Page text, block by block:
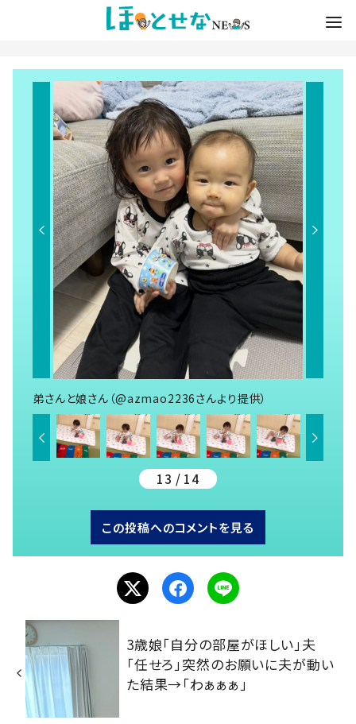
弟さんと娘さん（@azmao2236さんより提供）
13 / 14
この投稿へのコメントを見る
3歳娘「自分の部屋がほしい」夫
「任せろ」突然のお願いに夫が動い
た結果→「わぁぁぁ」